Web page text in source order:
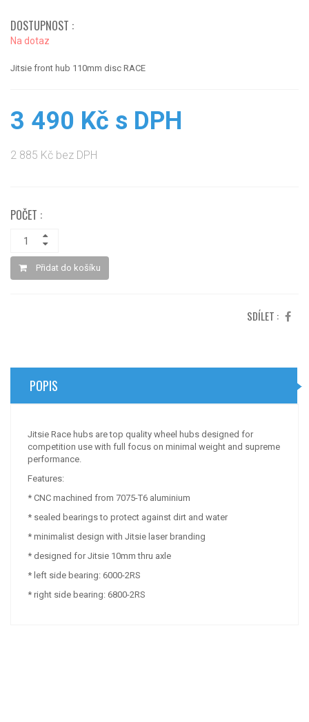
DOSTUPNOST :
Na dotaz
Jitsie front hub 110mm disc RACE
3 490 Kč s DPH
2 885 Kč bez DPH
POČET :
Přidat do košíku
SDÍLET :
POPIS
Jitsie Race hubs are top quality wheel hubs designed for
competition use with full focus on minimal weight and supreme
performance.
Features:
* CNC machined from 7075-T6 aluminium
* sealed bearings to protect against dirt and water
* minimalist design with Jitsie laser branding
* designed for Jitsie 10mm thru axle
* left side bearing: 6000-2RS
* right side bearing: 6800-2RS